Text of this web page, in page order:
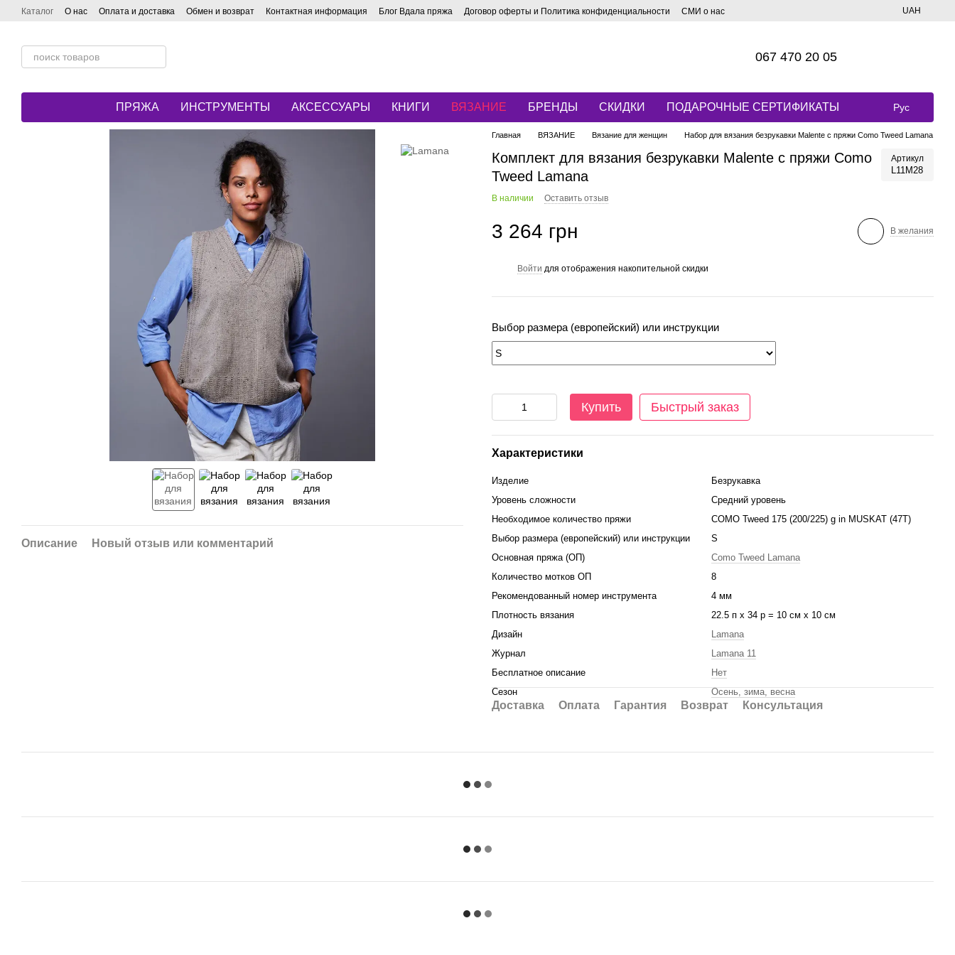
Перейти к основному контенту
Каталог О нас Оплата и доставка Обмен и возврат Контактная информация Блог Вдала пряжа Договор оферты и Политика конфиденциальности СМИ о нас UAH
067 470 20 05
ПРЯЖА ИНСТРУМЕНТЫ АКСЕССУАРЫ КНИГИ ВЯЗАНИЕ БРЕНДЫ СКИДКИ ПОДАРОЧНЫЕ СЕРТИФИКАТЫ Рус
Описание Новый отзыв или комментарий
Главная ВЯЗАНИЕ Вязание для женщин Набор для вязания безрукавки Malente с пряжи Como Tweed Lamana
Комплект для вязания безрукавки Malente с пряжи Como
Tweed Lamana
Артикул
L11M28
В наличии Оставить отзыв
3 264 грн В желания
Войти для отображения накопительной скидки
Выбор размера (европейский) или инструкции
Купить Быстрый заказ
Характеристики
Изделие
Безрукавка
Уровень сложности
Средний уровень
Необходимое количество пряжи
COMO Tweed 175 (200/225) g in MUSKAT (47T)
Выбор размера (европейский) или инструкции
S
Основная пряжа (ОП)
Como Tweed Lamana
Количество мотков ОП
8
Рекомендованный номер инструмента
4 мм
Плотность вязания
22.5 п х 34 р = 10 см х 10 см
Дизайн
Lamana
Журнал
Lamana 11
Бесплатное описание
Нет
Сезон
Осень, зима, весна
Доставка Оплата Гарантия Возврат Консультация